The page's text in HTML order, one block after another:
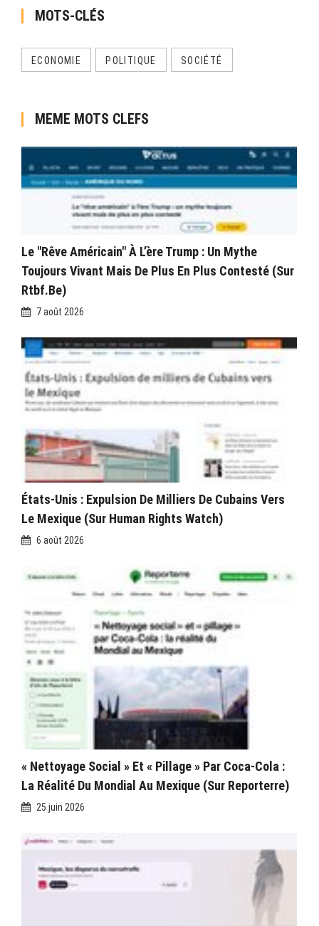
MOTS-CLÉS
ECONOMIE POLITIQUE SOCIÉTÉ
MEME MOTS CLEFS
Le "rêve Américain" À L’ère Trump : Un Mythe
Toujours Vivant Mais De Plus En Plus Contesté (sur
Rtbf.be)
7 août 2026
États-Unis : Expulsion De Milliers De Cubains Vers
Le Mexique (sur Human Rights Watch)
6 août 2026
« Nettoyage Social » Et « Pillage » Par Coca-Cola :
La Réalité Du Mondial Au Mexique (sur Reporterre)
25 juin 2026